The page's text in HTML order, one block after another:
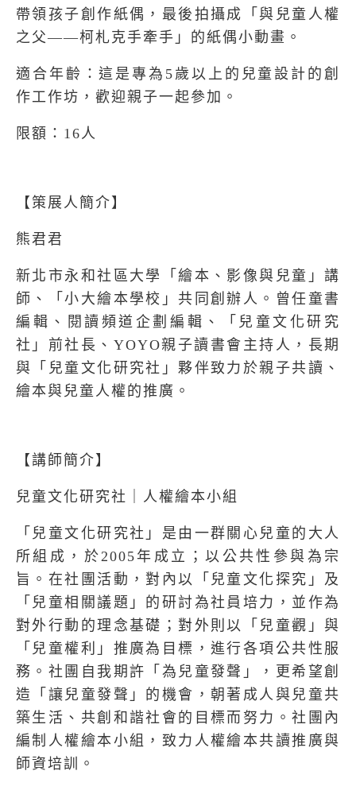
帶領孩子創作紙偶，最後拍攝成「與兒童人權
之父——柯札克手牽手」的紙偶小動畫。
適合年齡：這是專為5歲以上的兒童設計的創
作工作坊，歡迎親子一起參加。
限額：16人
【策展人簡介】
熊君君
新北市永和社區大學「繪本、影像與兒童」講
師、「小大繪本學校」共同創辦人。曾任童書
編輯、閱讀頻道企劃編輯、「兒童文化研究
社」前社長、YOYO親子讀書會主持人，長期
與「兒童文化研究社」夥伴致力於親子共讀、
繪本與兒童人權的推廣。
【講師簡介】
兒童文化研究社｜人權繪本小組
「兒童文化研究社」是由一群關心兒童的大人
所組成，於2005年成立；以公共性參與為宗
旨。在社團活動，對內以「兒童文化探究」及
「兒童相關議題」的研討為社員培力，並作為
對外行動的理念基礎；對外則以「兒童觀」與
「兒童權利」推廣為目標，進行各項公共性服
務。社團自我期許「為兒童發聲」，更希望創
造「讓兒童發聲」的機會，朝著成人與兒童共
築生活、共創和諧社會的目標而努力。社團內
編制人權繪本小組，致力人權繪本共讀推廣與
師資培訓。